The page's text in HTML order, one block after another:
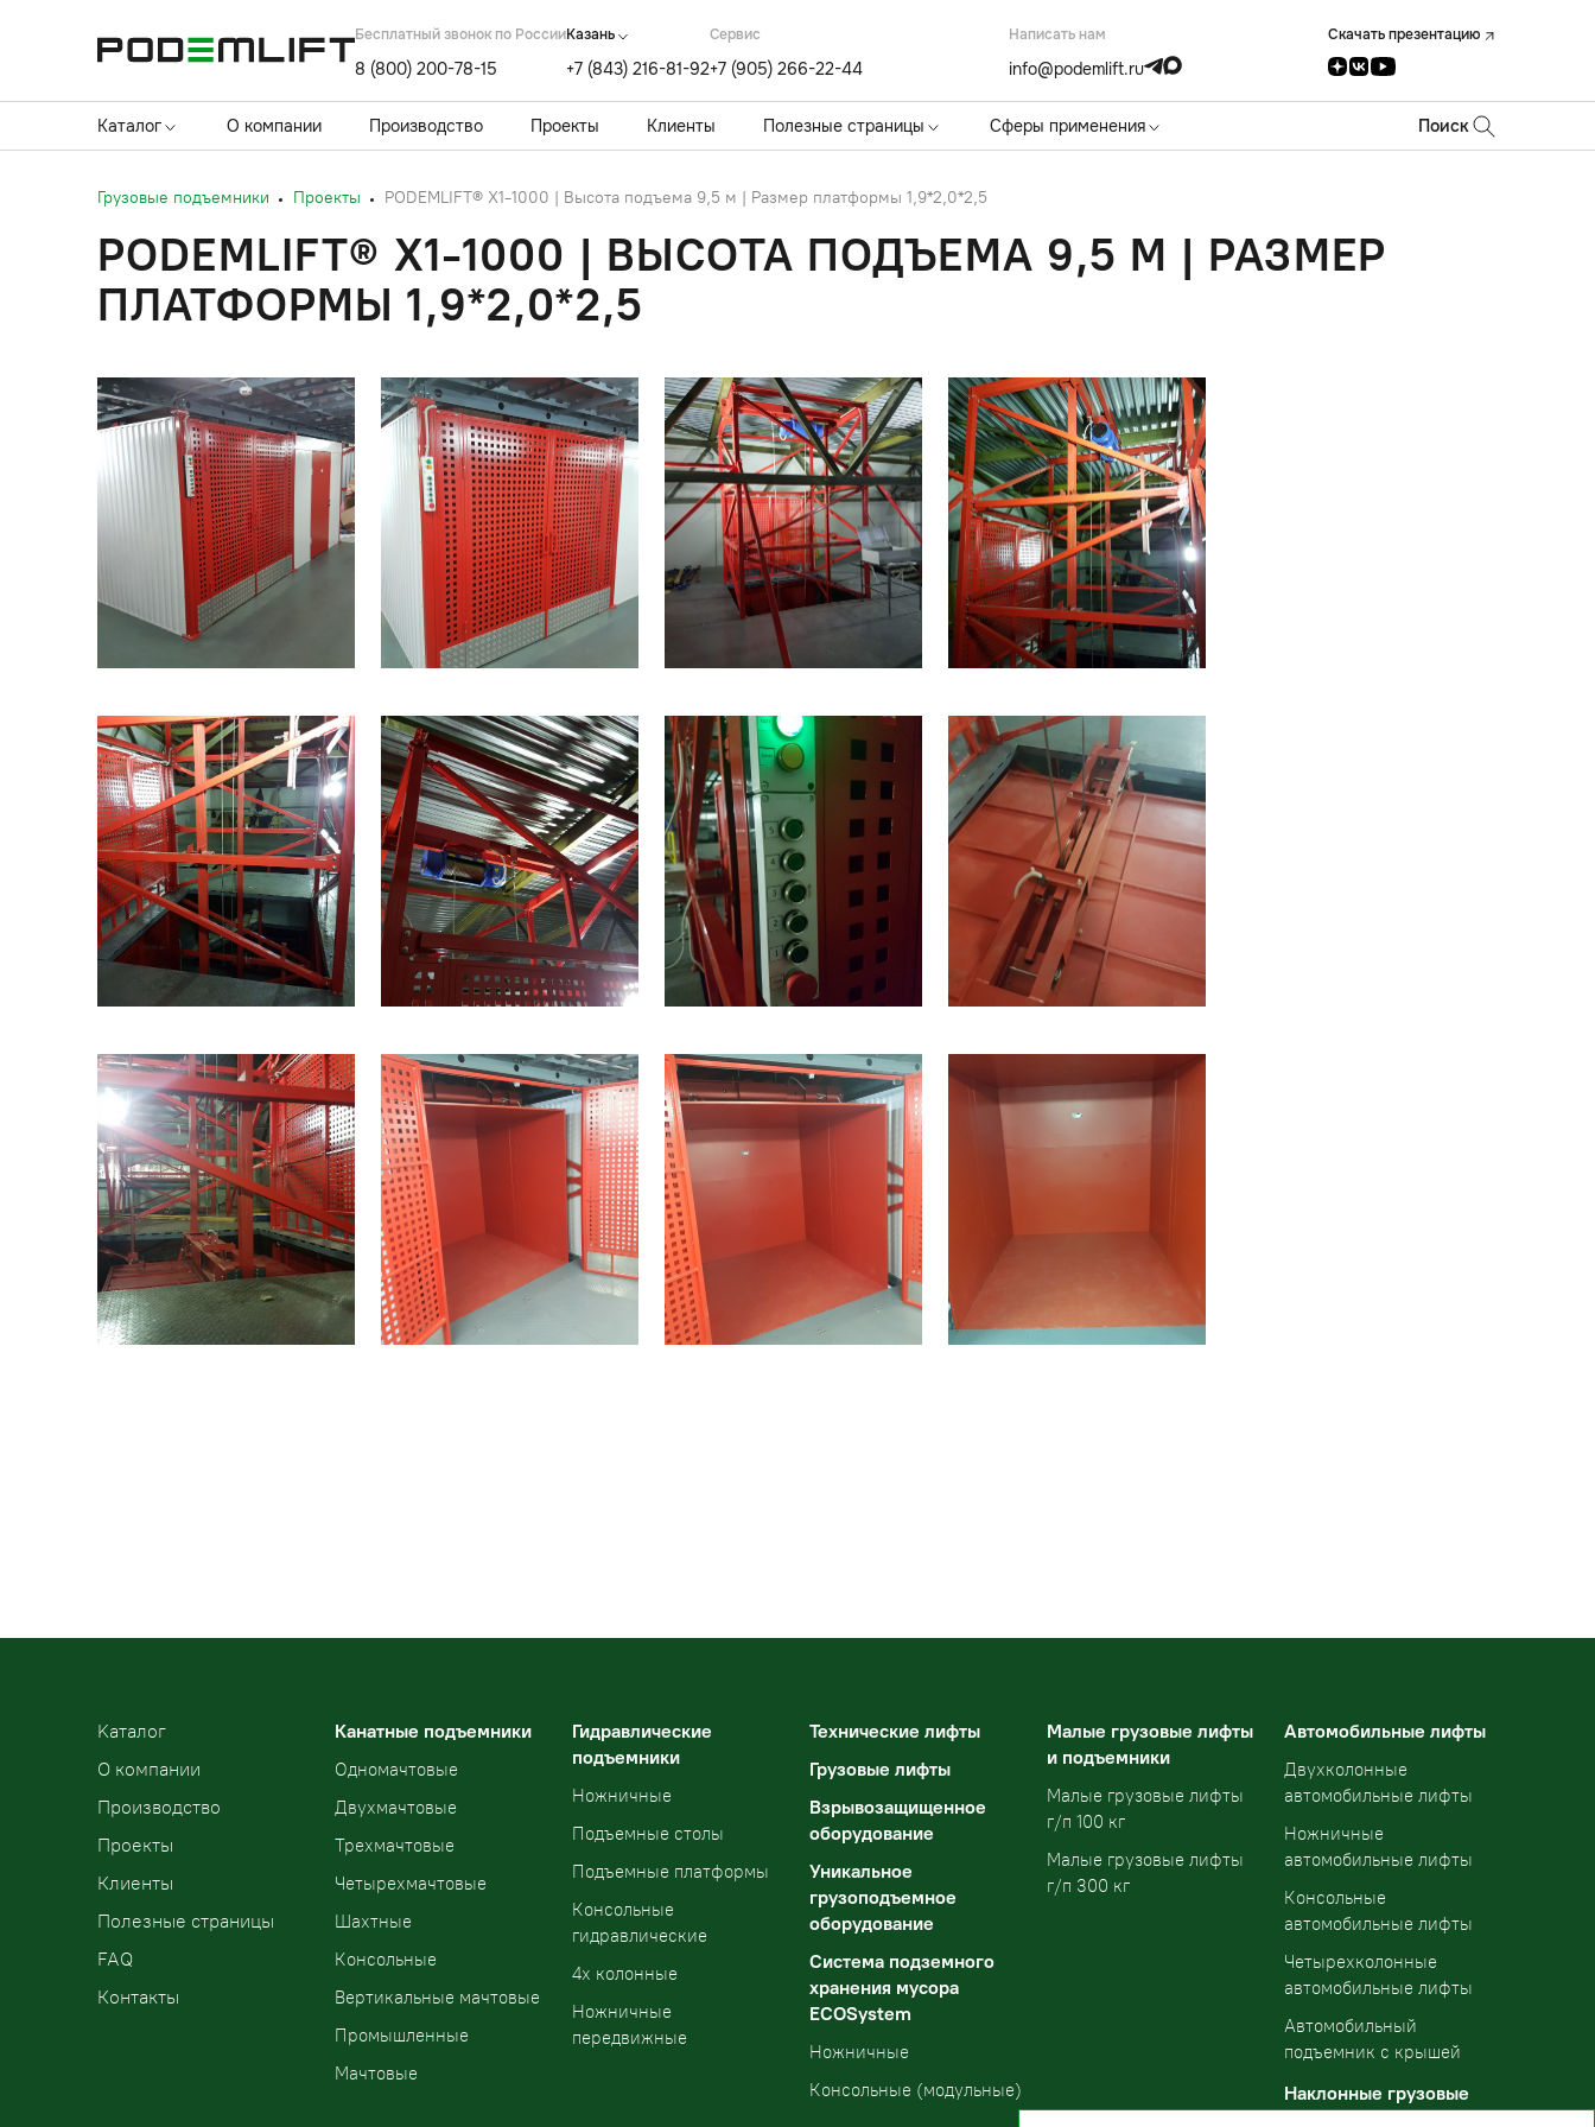
Бесплатный звонок по России
8 (800) 200-78-15
Казань
+7 (843) 216-81-92
Cервис
+7 (905) 266-22-44
Написать нам
info@podemlift.ru
Скачать презентацию
Каталог О компании Производство Проекты Клиенты Полезные страницы Сферы применения Поиск
Грузовые подъемники Проекты PODEMLIFT® X1-1000 | Высота подъема 9,5 м | Размер платформы 1,9*2,0*2,5
PODEMLIFT® X1-1000 | ВЫСОТА ПОДЪЕМА 9,5 М | РАЗМЕР
ПЛАТФОРМЫ 1,9*2,0*2,5
Kаталог
О компании
Производство
Проекты
Клиенты
Полезные страницы
FAQ
Контакты
Канатные подъемники
Одномачтовые
Двухмачтовые
Трехмачтовые
Четырехмачтовые
Шахтные
Консольные
Вертикальные мачтовые
Промышленные
Мачтовые
Гидравлические
подъемники
Ножничные
Подъемные столы
Подъемные платформы
Консольные
гидравлические
4х колонные
Ножничные
передвижные
Технические лифты
Грузовые лифты
Взрывозащищенное
оборудование
Уникальное
грузоподъемное
оборудование
Система подземного
хранения мусора
ECOSystem
Ножничные
Консольные (модульные)
Малые грузовые лифты
и подъемники
Малые грузовые лифты
г/п 100 кг
Малые грузовые лифты
г/п 300 кг
Автомобильные лифты
Двухколонные
автомобильные лифты
Ножничные
автомобильные лифты
Консольные
автомобильные лифты
Четырехколонные
автомобильные лифты
Автомобильный
подъемник с крышей
Наклонные грузовые